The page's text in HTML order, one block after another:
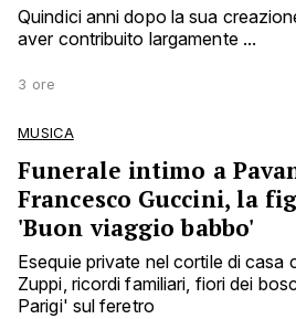
Quindici anni dopo la sua
aver contribuito largamente ...
3 ore
MUSICA
Funerale intimo a
Francesco Guccini, la
'Buon viaggio babbo'
Esequie private nel cortile di casa
Zuppi, ricordi familiari, fiori dei
Parigi' sul feretro